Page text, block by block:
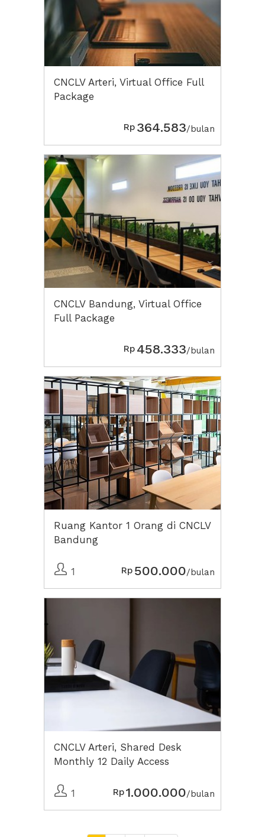
CNCLV Arteri, Virtual Office Full
Package
Rp 364.583/bulan
CNCLV Bandung, Virtual Office
Full Package
Rp 458.333/bulan
Ruang Kantor 1 Orang di CNCLV
Bandung
1 Rp 500.000/bulan
CNCLV Arteri, Shared Desk
Monthly 12 Daily Access
1 Rp1.000.000/bulan